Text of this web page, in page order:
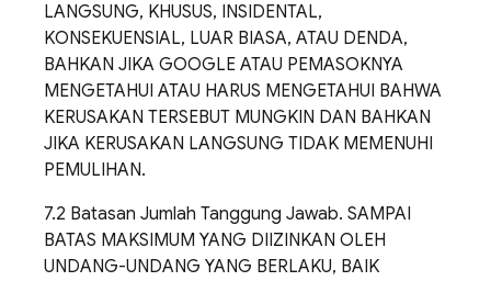
LANGSUNG, KHUSUS, INSIDENTAL,
KONSEKUENSIAL, LUAR BIASA, ATAU DENDA,
BAHKAN JIKA GOOGLE ATAU PEMASOKNYA
MENGETAHUI ATAU HARUS MENGETAHUI BAHWA
KERUSAKAN TERSEBUT MUNGKIN DAN BAHKAN
JIKA KERUSAKAN LANGSUNG TIDAK MEMENUHI
PEMULIHAN.
7.2 Batasan Jumlah Tanggung Jawab. SAMPAI
BATAS MAKSIMUM YANG DIIZINKAN OLEH
UNDANG-UNDANG YANG BERLAKU, BAIK